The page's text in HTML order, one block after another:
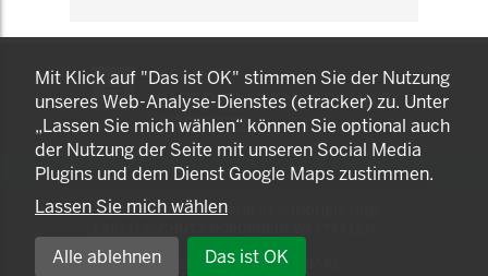
KOMNET
GUT BERATEN. GESUND
ARBEITEN.
© 2025 LANDESAMT FÜR GESUNDHEIT UND
EINSTELLUNGEN ZUR PRIVATSPHÄRE
Mit Klick auf "Das ist OK" stimmen Sie der Nutzung
unseres Web-Analyse-Dienstes (etracker) zu. Unter
„Lassen Sie mich wählen“ können Sie optional auch
der Nutzung der Seite mit unseren Social Media
Plugins und dem Dienst Google Maps zustimmen.
Lassen Sie mich wählen
Alle ablehnen Das ist OK